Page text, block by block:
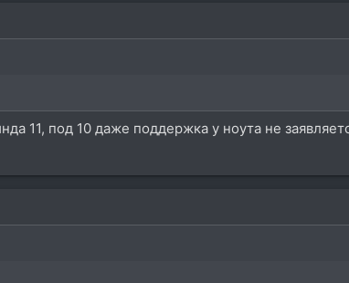
11, под 10 даже поддержка у ноута не